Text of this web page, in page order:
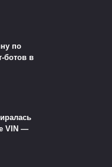
по
ботов в
VIN —